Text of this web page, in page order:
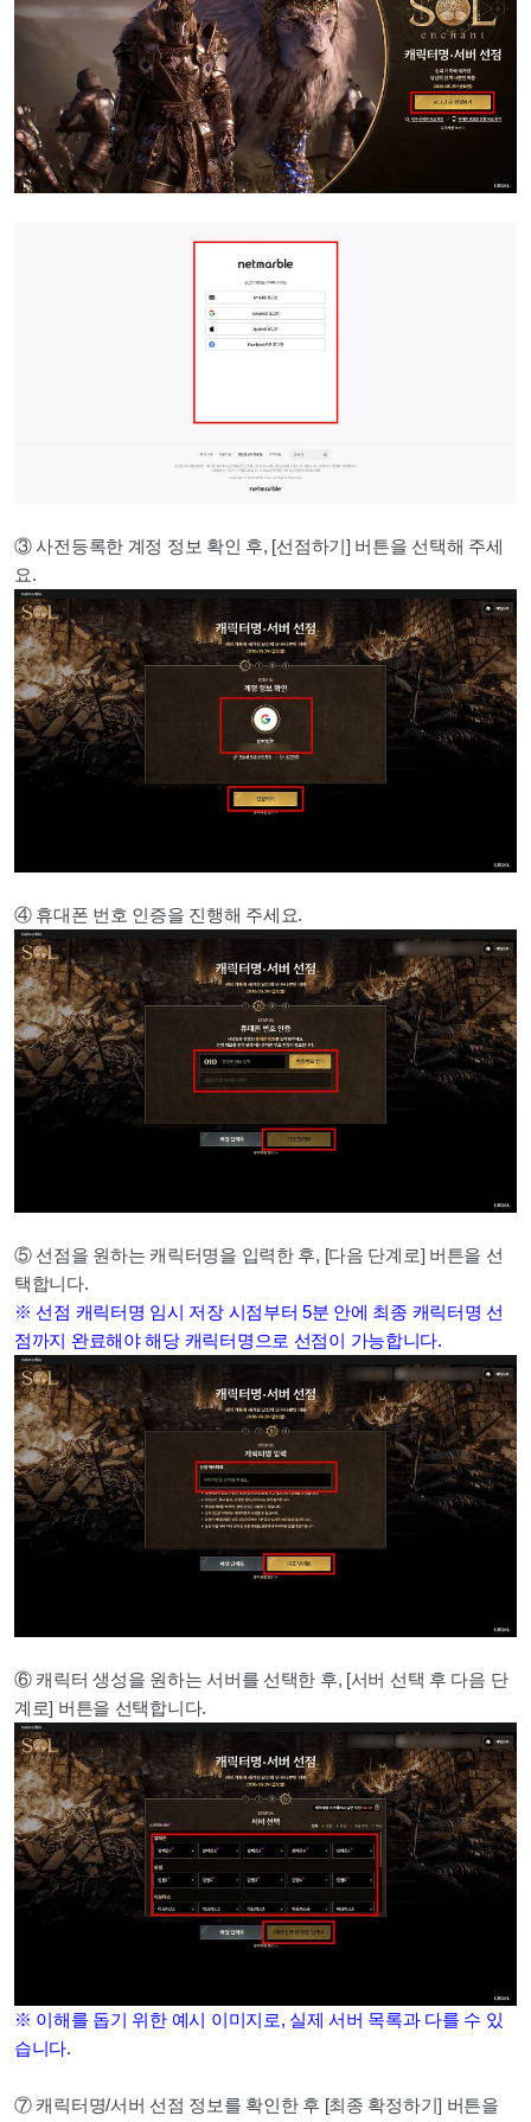
③ 사전등록한 계정 정보 확인 후, [선점하기] 버튼을 선택해 주세
요.
④ 휴대폰 번호 인증을 진행해 주세요.
⑤ 선점을 원하는 캐릭터명을 입력한 후, [다음 단계로] 버튼을 선
택합니다.
※ 선점 캐릭터명 임시 저장 시점부터 5분 안에 최종 캐릭터명 선
점까지 완료해야 해당 캐릭터명으로 선점이 가능합니다.
⑥ 캐릭터 생성을 원하는 서버를 선택한 후, [서버 선택 후 다음 단
계로] 버튼을 선택합니다.
※ 이해를 돕기 위한 예시 이미지로, 실제 서버 목록과 다를 수 있
습니다.
⑦ 캐릭터명/서버 선점 정보를 확인한 후 [최종 확정하기] 버튼을